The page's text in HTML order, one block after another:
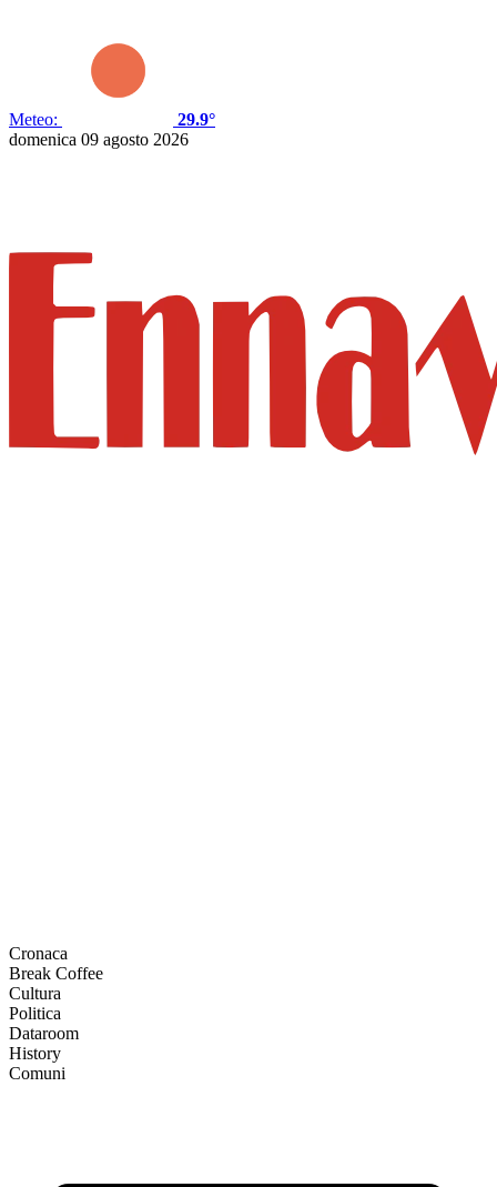
Meteo:
29.9°
domenica 09 agosto 2026
Cronaca
Break Coffee
Cultura
Politica
Dataroom
History
Comuni